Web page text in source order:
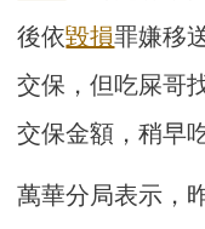
後依毀損罪嫌移
交保，但吃屎哥
交保金額，稍早
萬華分局表示，